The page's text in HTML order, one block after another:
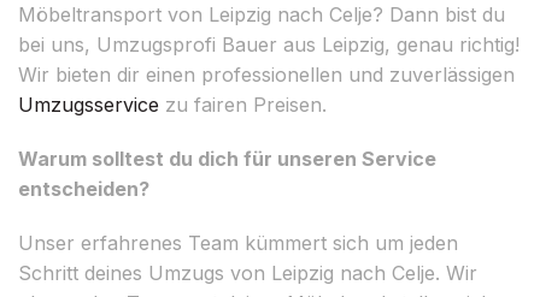
Möbeltransport von Leipzig nach Celje? Dann bist du
bei uns, Umzugsprofi Bauer aus Leipzig, genau richtig!
Wir bieten dir einen professionellen und zuverlässigen
Umzugsservice zu fairen Preisen.
Warum solltest du dich für unseren Service
entscheiden?
Unser erfahrenes Team kümmert sich um jeden
Schritt deines Umzugs von Leipzig nach Celje. Wir